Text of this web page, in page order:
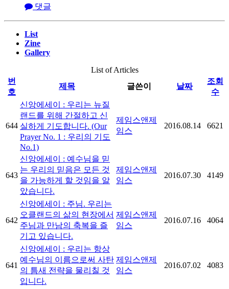
댓글
List
Zine
Gallery
List of Articles
번
호
제목 글쓴이 날짜
조회
수
644
신앙에세이 : 우리는 뉴질
랜드를 위해 간절하고 신
실하게 기도합니다. (Our
Prayer No. 1 : 우리의 기도
No.1)
제임스앤제
임스
2016.08.14 6621
643
신앙에세이 : 예수님을 믿
는 우리의 믿음은 모든 것
을 가능하게 할 것임을 알
았습니다.
제임스앤제
임스
2016.07.30 4149
642
신앙에세이 : 주님. 우리는
오클랜드의 삶의 현장에서
주님과 만남의 축복을 즐
기고 있습니다.
제임스앤제
임스
2016.07.16 4064
641
신앙에세이 : 우리는 항상
예수님의 이름으로써 사탄
의 틈새 전략을 물리칠 것
입니다.
제임스앤제
임스
2016.07.02 4083